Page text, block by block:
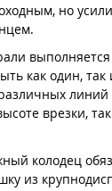
но
как один, так
линий
врезки,
колодец
из